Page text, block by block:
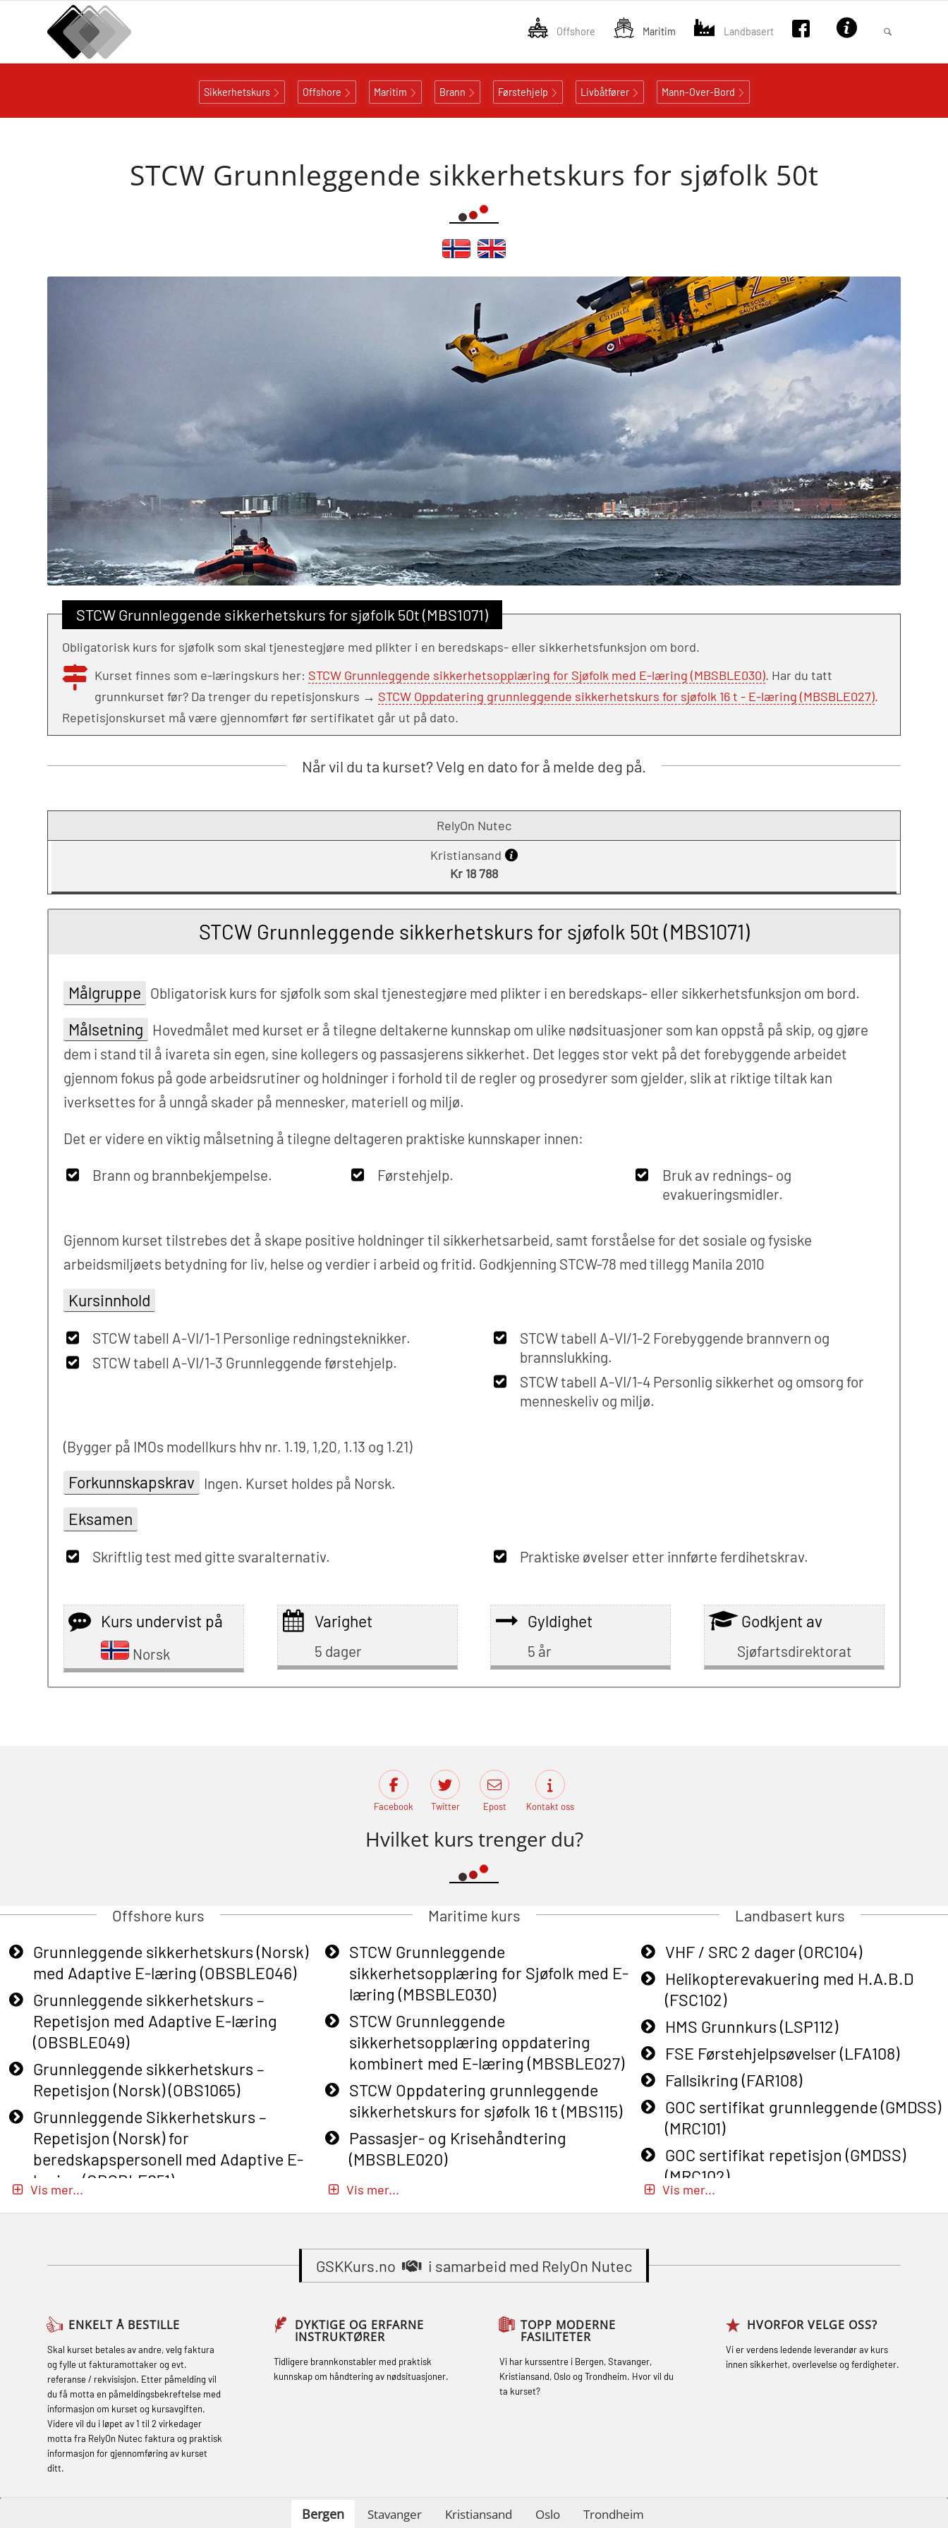
Offshore Maritim Landbasert
Sikkerhetskurs Offshore Maritim Brann Førstehjelp Livbåtfører Mann-Over-Bord
STCW Grunnleggende sikkerhetskurs for sjøfolk 50t
STCW Grunnleggende sikkerhetskurs for sjøfolk 50t (MBS1071)
Obligatorisk kurs for sjøfolk som skal tjenestegjøre med plikter i en beredskaps- eller sikkerhetsfunksjon om bord.
Kurset finnes som e-læringskurs her: STCW Grunnleggende sikkerhetsopplæring for Sjøfolk med E-læring (MBSBLE030). Har du tatt
grunnkurset før? Da trenger du repetisjonskurs → STCW Oppdatering grunnleggende sikkerhetskurs for sjøfolk 16 t - E-læring (MBSBLE027).
Repetisjonskurset må være gjennomført før sertifikatet går ut på dato.
Når vil du ta kurset? Velg en dato for å melde deg på.
RelyOn Nutec
Kristiansand
Kr 18 788
STCW Grunnleggende sikkerhetskurs for sjøfolk 50t (MBS1071)
Målgruppe Obligatorisk kurs for sjøfolk som skal tjenestegjøre med plikter i en beredskaps- eller sikkerhetsfunksjon om bord.
Målsetning
Hovedmålet med kurset er å tilegne deltakerne kunnskap om ulike nødsituasjoner som kan oppstå på skip, og gjøre
dem i stand til å ivareta sin egen, sine kollegers og passasjerens sikkerhet. Det legges stor vekt på det forebyggende arbeidet
gjennom fokus på gode arbeidsrutiner og holdninger i forhold til de regler og prosedyrer som gjelder, slik at riktige tiltak kan
iverksettes for å unngå skader på mennesker, materiell og miljø.
Det er videre en viktig målsetning å tilegne deltageren praktiske kunnskaper innen:
Brann og brannbekjempelse. Førstehjelp.
Bruk av rednings- og
evakueringsmidler.
Gjennom kurset tilstrebes det å skape positive holdninger til sikkerhetsarbeid, samt forståelse for det sosiale og fysiske
arbeidsmiljøets betydning for liv, helse og verdier i arbeid og fritid. Godkjenning STCW-78 med tillegg Manila 2010
Kursinnhold
STCW tabell A-VI/1-1 Personlige redningsteknikker.
STCW tabell A-VI/1-3 Grunnleggende førstehjelp.
STCW tabell A-VI/1-2 Forebyggende brannvern og
brannslukking.
STCW tabell A-VI/1-4 Personlig sikkerhet og omsorg for
menneskeliv og miljø.
(Bygger på IMOs modellkurs hhv nr. 1.19, 1,20, 1.13 og 1.21)
Forkunnskapskrav Ingen. Kurset holdes på Norsk.
Eksamen
Skriftlig test med gitte svaralternativ. Praktiske øvelser etter innførte ferdihetskrav.
Kurs undervist på
Norsk
Varighet
5 dager
Gyldighet
5 år
Godkjent av
Sjøfartsdirektorat
Facebook Twitter Epost Kontakt oss
Hvilket kurs trenger du?
Offshore kurs
Grunnleggende sikkerhetskurs (Norsk)
med Adaptive E-læring (OBSBLE046)
Grunnleggende sikkerhetskurs –
Repetisjon med Adaptive E-læring
(OBSBLE049)
Grunnleggende sikkerhetskurs –
Repetisjon (Norsk) (OBS1065)
Grunnleggende Sikkerhetskurs –
Repetisjon (Norsk) for
beredskapspersonell med Adaptive E-
læring (OBSBLE051)
Basic Safety Training – Refresher
Course (English) (OBS1063)
Basic Safety Training – Refresher
Course (English) for emergency
response personnel with Adaptive E-
learning (OBSBLE050)
Helikopterevakuering inkl pustelunge
Vis mer...
Maritime kurs
STCW Grunnleggende
sikkerhetsopplæring for Sjøfolk med E-
læring (MBSBLE030)
STCW Grunnleggende
sikkerhetsopplæring oppdatering
kombinert med E-læring (MBSBLE027)
STCW Oppdatering grunnleggende
sikkerhetskurs for sjøfolk 16 t (MBS115)
Passasjer- og Krisehåndtering
(MBSBLE020)
Passasjer- og Krisehåndtering
sikkerhetsopplæring for fiskere
(MBSBLE031)
sikkerhetsopplæring for fiskere
oppdatering (MBSBLE032)
STCW Sikkerhetsopplæring for mindre
STCW Oppdatering videregående
Vis mer...
Landbasert kurs
VHF / SRC 2 dager (ORC104)
Helikopterevakuering med H.A.B.D
(FSC102)
HMS Grunnkurs (LSP112)
FSE Førstehjelpsøvelser (LFA108)
Fallsikring (FAR108)
GOC sertifikat grunnleggende (GMDSS)
(MRC101)
GOC sertifikat repetisjon (GMDSS)
(MRC102)
Grunnkurs Røykdykking Industrivern
Helikopterevakuering med HABD, inkl.
Vis mer...
GSKKurs.no i samarbeid med RelyOn Nutec
ENKELT Å BESTILLE
Skal kurset betales av andre, velg faktura
og fylle ut fakturamottaker og evt.
referanse / rekvisisjon. Etter påmelding vil
du få motta en påmeldingsbekreftelse med
informasjon om kurset og kursavgiften.
Videre vil du i løpet av 1 til 2 virkedager
motta fra RelyOn Nutec faktura og praktisk
informasjon for gjennomføring av kurset
ditt.
DYKTIGE OG ERFARNE
INSTRUKTØRER
Tidligere brannkonstabler med praktisk
kunnskap om håndtering av nødsituasjoner.
TOPP MODERNE
FASILITETER
Vi har kurssentre i Bergen, Stavanger,
Kristiansand, Oslo og Trondheim. Hvor vil du
ta kurset?
HVORFOR VELGE OSS?
Vi er verdens ledende leverandør av kurs
innen sikkerhet, overlevelse og ferdigheter.
Bergen Stavanger Kristiansand Oslo Trondheim